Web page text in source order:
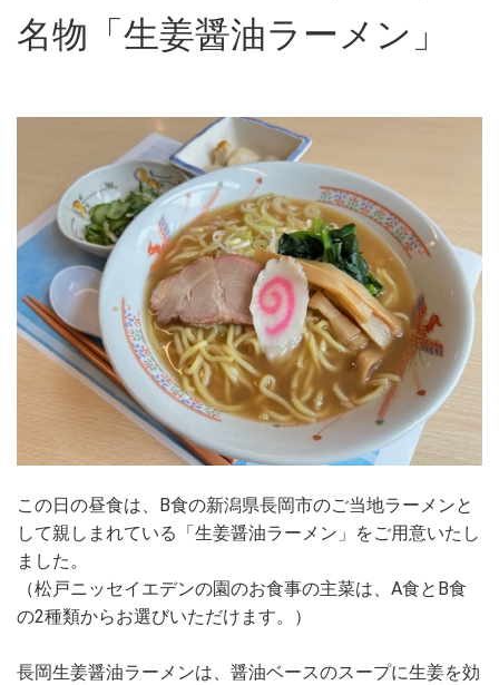
名物「生姜醤油ラーメン」
この日の昼食は、B食の新潟県長岡市のご当地ラーメンと
して親しまれている「生姜醤油ラーメン」をご用意いたし
ました。
（松戸ニッセイエデンの園のお食事の主菜は、A食とB食
の2種類からお選びいただけます。）
長岡生姜醤油ラーメンは、醤油ベースのスープに生姜を効